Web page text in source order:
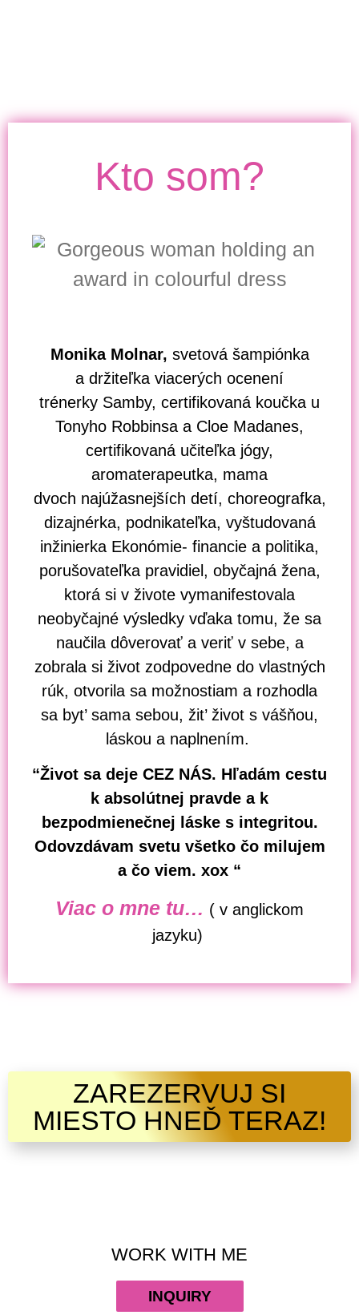
Kto som?
Monika Molnar, svetová šampiónka
a držiteľka viacerých ocenení
trénerky Samby, certifikovaná koučka u
Tonyho Robbinsa a Cloe Madanes,
certifikovaná učiteľka jógy,
aromaterapeutka, mama
dvoch najúžasnejších detí, choreografka,
dizajnérka, podnikateľka, vyštudovaná
inžinierka Ekonómie- financie a politika,
porušovateľka pravidiel, obyčajná žena,
ktorá si v živote vymanifestovala
neobyčajné výsledky vďaka tomu, že sa
naučila dôverovať a veriť v sebe, a
zobrala si život zodpovedne do vlastných
rúk, otvorila sa možnostiam a rozhodla
sa byt’ sama sebou, žit’ život s vášňou,
láskou a naplnením.
“Život sa deje CEZ NÁS. H ľadám cestu
k absolútnej pravde a k
bezpodmienečnej láske s integritou.
Odovzdávam svetu všetko čo milujem
a čo viem. xox “
Viac o mne tu… ( v anglickom
jazyku)
ZAREZERVUJ SI
MIESTO HNEĎ TERAZ!
WORK WITH ME
INQUIRY